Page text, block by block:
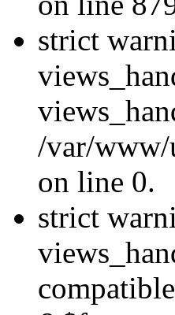
strict
/var/www/
on line 0.
strict